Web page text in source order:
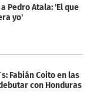
Pedro Atala: 'El que
yo'
Fabián Coito en las
con Honduras